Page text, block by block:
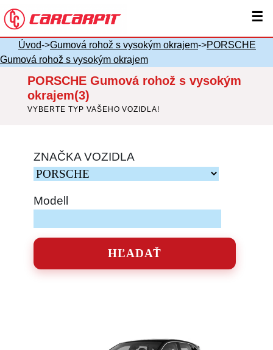
☰
Úvod->Gumová rohož s vysokým okrajem->PORSCHE
Gumová rohož s vysokým okrajem
PORSCHE Gumová rohož s vysokým
okrajem(3)
VYBERTE TYP VAŠEHO VOZIDLA!
ZNAČKA VOZIDLA
Modell
HĽADAŤ